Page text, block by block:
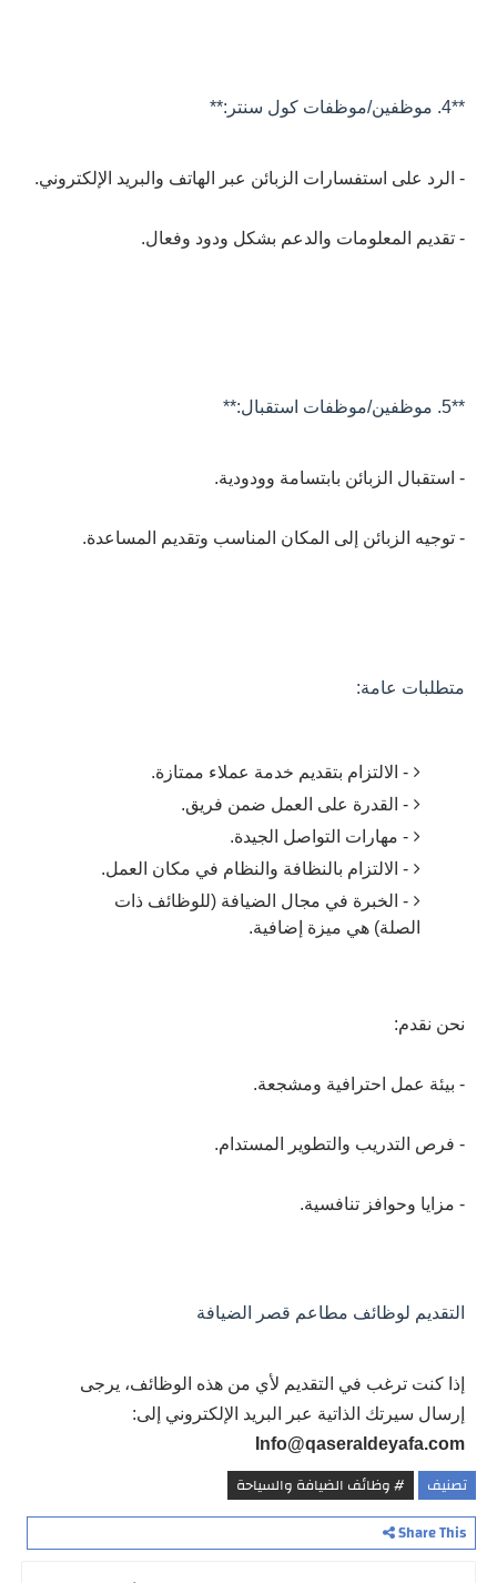
**4. موظفين/موظفات كول سنتر:**
- الرد على استفسارات الزبائن عبر الهاتف والبريد الإلكتروني.
- تقديم المعلومات والدعم بشكل ودود وفعال.
**5. موظفين/موظفات استقبال:**
- استقبال الزبائن بابتسامة وودودية.
- توجيه الزبائن إلى المكان المناسب وتقديم المساعدة.
متطلبات عامة:
- الالتزام بتقديم خدمة عملاء ممتازة.
- القدرة على العمل ضمن فريق.
- مهارات التواصل الجيدة.
- الالتزام بالنظافة والنظام في مكان العمل.
- الخبرة في مجال الضيافة (للوظائف ذات
الصلة) هي ميزة إضافية.
نحن نقدم:
- بيئة عمل احترافية ومشجعة.
- فرص التدريب والتطوير المستدام.
- مزايا وحوافز تنافسية.
التقديم لوظائف مطاعم قصر الضيافة
إذا كنت ترغب في التقديم لأي من هذه الوظائف، يرجى
إرسال سيرتك الذاتية عبر البريد الإلكتروني إلى:
Info@qaseraldeyafa.com
تصنيف
# وظائف الضيافة والسياحة
Share This